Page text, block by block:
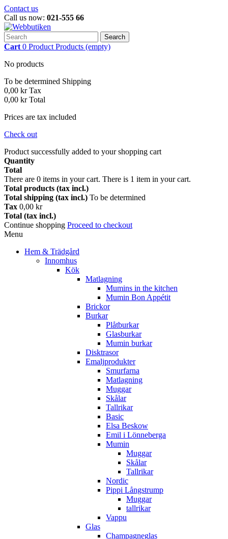
Contact us
Call us now: 021-555 66
Search
Cart 0 Product Products (empty)
No products
To be determined Shipping
0,00 kr Tax
0,00 kr Total
Prices are tax included
Check out
Product successfully added to your shopping cart
Quantity
Total
There are 0 items in your cart. There is 1 item in your cart.
Total products (tax incl.)
Total shipping (tax incl.) To be determined
Tax 0,00 kr
Total (tax incl.)
Continue shopping Proceed to checkout
Menu
Hem & Trädgård
Innomhus
Kök
Matlagning
Mumins in the kitchen
Mumin Bon Appétit
Brickor
Burkar
Plåtburkar
Glasburkar
Mumin burkar
Disktrasor
Emaljprodukter
Smurfarna
Matlagning
Muggar
Skålar
Tallrikar
Basic
Elsa Beskow
Emil i Lönneberga
Mumin
Muggar
Skålar
Tallrikar
Nordic
Pippi Långstrump
Muggar
tallrikar
Vappu
Glas
Champagneglas